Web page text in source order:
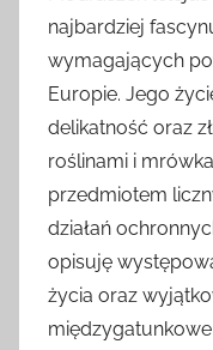
najbardziej
wymagających
Europie. Jego
delikatność oraz
roślinami i
przedmiotem
działań
opisuję
życia oraz